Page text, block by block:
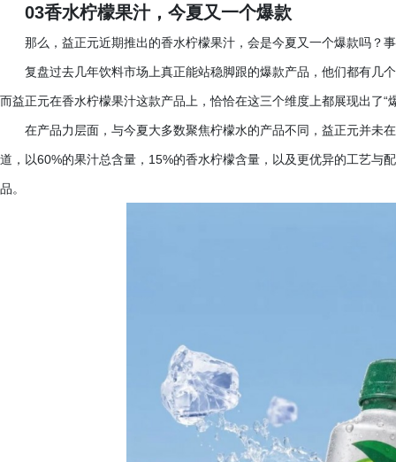
03香水柠檬果汁，今夏又一个爆款
那么，益正元近期推出的香水柠檬果汁，会是今夏又一个爆款吗？
复盘过去几年饮料市场上真正能站稳脚跟的爆款产品，他们都有几
而益正元在香水柠檬果汁这款产品上，恰恰在这三个维度上都展现出了“
在产品力层面，与今夏大多数聚焦柠檬水的产品不同，益正元并未在
道，以60%的果汁总含量，15%的香水柠檬含量，以及更优异的工艺与
品。